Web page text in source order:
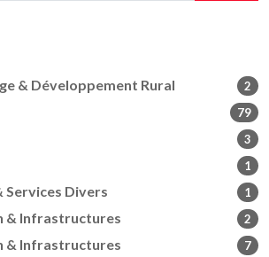
& Développement Rural 2
79
3
1
Divers 1
& Infrastructures 2
& Infrastructures 7